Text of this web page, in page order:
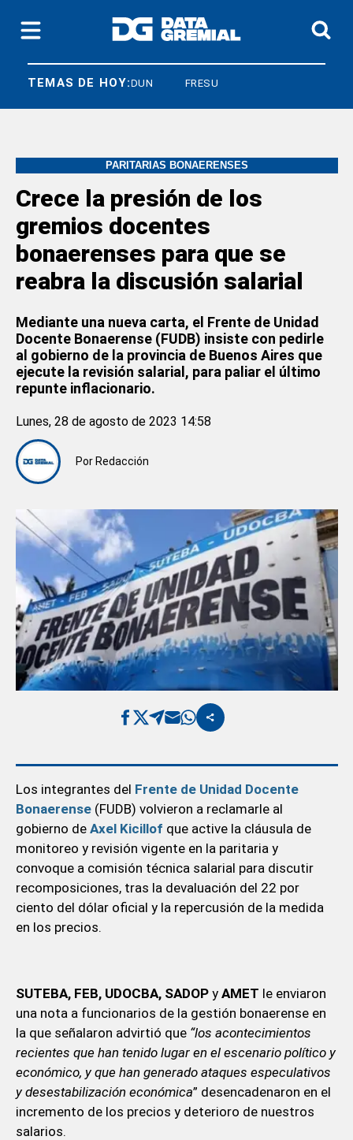
TEMAS DE HOY:
CNEA FEDUN FRESU
PARITARIAS BONAERENSES
Crece la presión de los
gremios docentes
bonaerenses para que se
reabra la discusión salarial
Mediante una nueva carta, el Frente de Unidad
Docente Bonaerense (FUDB) insiste con pedirle
al gobierno de la provincia de Buenos Aires que
ejecute la revisión salarial, para paliar el último
repunte inflacionario.
Por Redacción
Lunes, 28 de agosto de 2023 14:58
Los integrantes del Frente de Unidad Docente
Bonaerense (FUDB) volvieron a reclamarle al
gobierno de Axel Kicillof que active la cláusula de
monitoreo y revisión vigente en la paritaria y
convoque a comisión técnica salarial para discutir
recomposiciones, tras la devaluación del 22 por
ciento del dólar oficial y la repercusión de la medida
en los precios.
SUTEBA, FEB, UDOCBA, SADOPy AMET le enviaron
una nota a funcionarios de la gestión bonaerense en
la que señalaron advirtió que “los acontecimientos
recientes que han tenido lugar en el escenario político y
económico, y que han generado ataques especulativos
y desestabilización económica” desencadenaron en el
incremento de los precios y deterioro de nuestros
salarios.